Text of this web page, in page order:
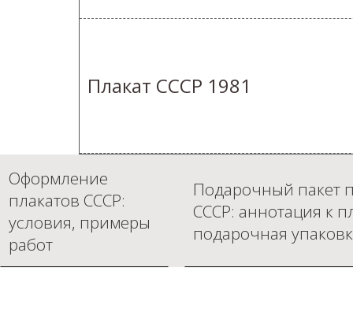
Плакат СССР 1981
Оформление
плакатов СССР:
условия, примеры
работ
Подарочный пакет
СССР: аннотация к
подарочная